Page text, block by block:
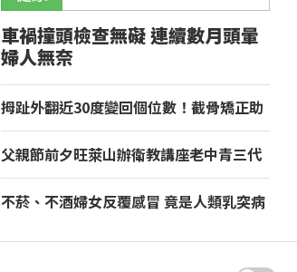
車禍撞頭檢查無礙 連續數月頭暈
婦人無奈
拇趾外翻近30度變回個位數！截骨矯正助
父親節前夕旺萊山辦衛教講座老中青三代
不菸、不酒婦女反覆感冒 竟是人類乳突病